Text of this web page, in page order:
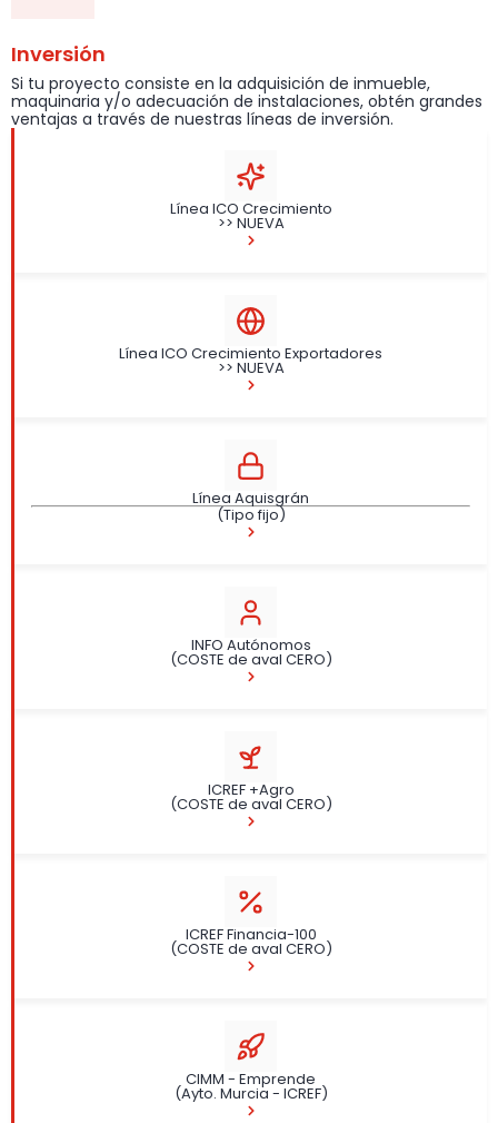
Inversión
Si tu proyecto consiste en la adquisición de inmueble,
maquinaria y/o adecuación de instalaciones, obtén grandes
ventajas a través de nuestras líneas de inversión.
Línea ICO Crecimiento
>> NUEVA
Línea ICO Crecimiento Exportadores
>> NUEVA
Línea Aquisgrán
(Tipo fijo)
INFO Autónomos
(COSTE de aval CERO)
ICREF +Agro
(COSTE de aval CERO)
ICREF Financia-100
(COSTE de aval CERO)
CIMM - Emprende
(Ayto. Murcia - ICREF)